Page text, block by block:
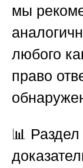
мы
любого
право
📊